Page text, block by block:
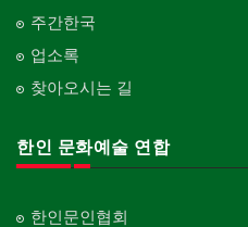
주간한국
업소록
찾아오시는 길
한인 문화예술 연합
한인문인협회